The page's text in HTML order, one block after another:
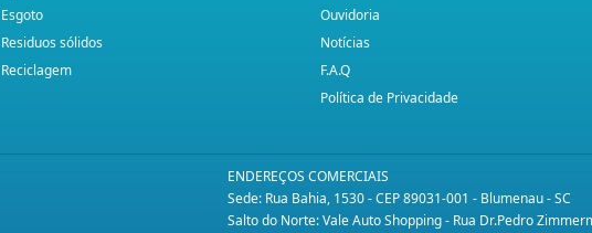
Esgoto
Residuos sólidos
Reciclagem
Ouvidoria
Notícias
F.A.Q
Política de Privacidade
ENDEREÇOS COMERCIAIS
Sede: Rua Bahia, 1530 - CEP 89031-001 - Blumenau - SC
Salto do Norte: Vale Auto Shopping - Rua Dr.Pedro